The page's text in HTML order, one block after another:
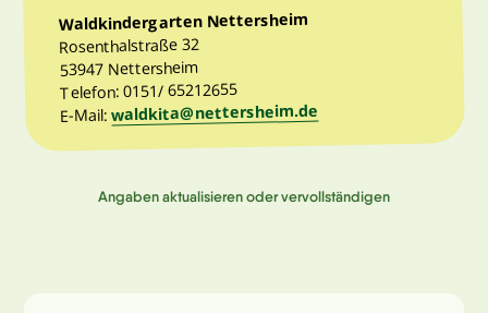
Kindergärten
Angebote
Kontakt
Waldkindergarten Nettersheim
Rosenthalstraße 32
53947 Nettersheim
Telefon: 0151/ 65212655
E-Mail:waldkita@nettersheim.de
Angaben aktualisieren oder vervollständigen